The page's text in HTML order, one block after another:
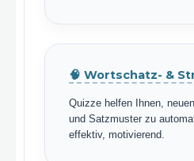
🧠 Wortschatz- &
Quizze helfen Ihnen,
und Satzmuster zu
effektiv, motivierend.